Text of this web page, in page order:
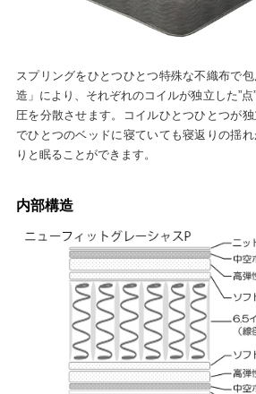
スプリングをひとつひとつ特殊な不織布で
造」により、それぞれのコイルが独立した”
圧を分散させます。コイルひとつひとつが
でひとつのベッドに寝ていても寝返りの揺
りと眠ることができます。
内部構造